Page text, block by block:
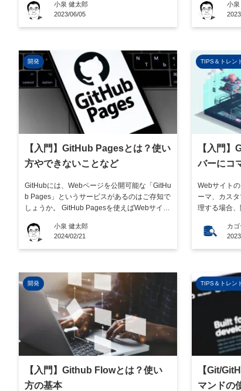
を把握する必要があります。ただ、GitHubで
使うコマンドや管理画面の操作は難しくない
ので、1度理解すれば簡単に使えるでしょう。
小泉 健太郎
2023/06/05
をするのに
幅に改善で
の概要やメ
小泉
開発
【入門】GitHub Pagesとは？使い
方やできないことなど
GitHubには、Webページを公開可能な「GitHu
b Pages」というサービスがあるのはご存知で
しょうか。 GitHub Pagesを使えばWebサイト
したコーディングデータを紹介するといった
ことも実現可能です。 この記事ではGitHub P
agesとは何かや、基本 […]
小泉 健太郎
2024/02/21
TIPS＆トレン
【入門
バーにコ
Webサイト
ーマ、カス
理する場合、
この記事で
SH 接続し
Clone（Pull
カ
開発
【入門】Github Flowとは？使い
方の基本
TIPS＆トレン
【Git/
マンドの